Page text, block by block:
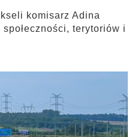
komisarz Adina
terytoriów i